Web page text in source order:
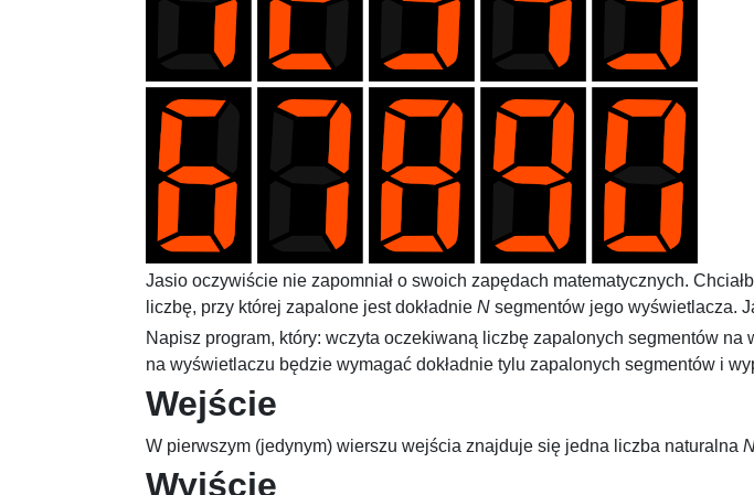
Jasio oczywiście nie zapomniał o swoich zapędach matematycznych.
liczbę, przy której zapalone jest dokładnie N segmentów jego wyświetlacza.
Napisz program, który: wczyta oczekiwaną liczbę zapalonych segmentów
na wyświetlaczu będzie wymagać dokładnie tylu zapalonych segmentów i
Wejście
W pierwszym (jedynym) wierszu wejścia znajduje się jedna liczba naturalna
Wyjście